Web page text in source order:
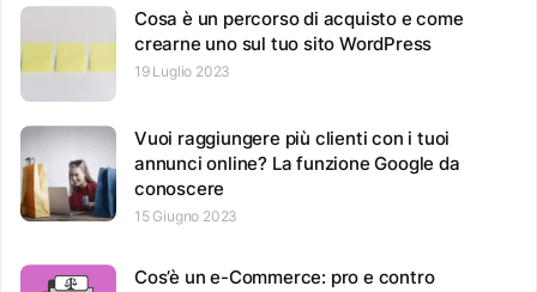
Cosa è un percorso di acquisto e come
crearne uno sul tuo sito WordPress
19 Luglio 2023
Vuoi raggiungere più clienti con i tuoi
annunci online? La funzione Google da
conoscere
15 Giugno 2023
Cos’è un e-Commerce: pro e contro